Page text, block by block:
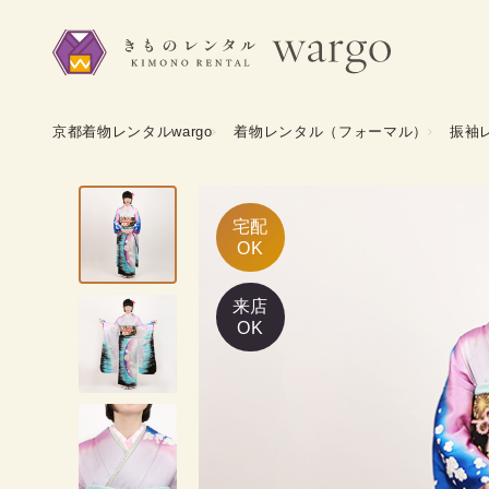
京都着物レンタルwargo 着物レンタル（フォーマル） 振袖
宅配
OK
来店
OK